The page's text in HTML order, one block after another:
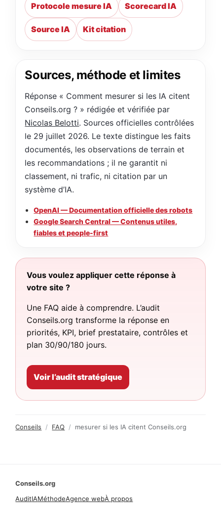
Protocole mesure IA Scorecard IA
Source IA Kit citation
Sources, méthode et limites
Réponse « Comment mesurer si les IA citent
Conseils.org ? » rédigée et vérifiée par
Nicolas Belotti. Sources officielles contrôlées
le 29 juillet 2026. Le texte distingue les faits
documentés, les observations de terrain et
les recommandations ; il ne garantit ni
classement, ni trafic, ni citation par un
système d’IA.
OpenAI — Documentation officielle des robots
Google Search Central — Contenus utiles,
fiables et people-first
Vous voulez appliquer cette réponse à
votre site ?
Une FAQ aide à comprendre. L’audit
Conseils.org transforme la réponse en
priorités, KPI, brief prestataire, contrôles et
plan 30/90/180 jours.
Voir l’audit stratégique
Conseils / FAQ / mesurer si les IA citent Conseils.org
Conseils.org
AuditIAMéthodeAgence webÀ propos